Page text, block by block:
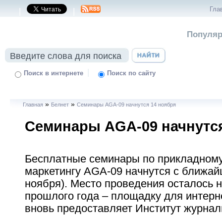
| |
Поиск в интернете | Поиск по сайту
Главная » Белнет »Семинары AGA-09 начнутся 14 ноября
Семинары AGA-09
Бесплатные семинары по
маркетингу AGA-09 начнутся с
ноября). Место проведения осталось
прошлого года – площадку для
вновь предоставляет Институт